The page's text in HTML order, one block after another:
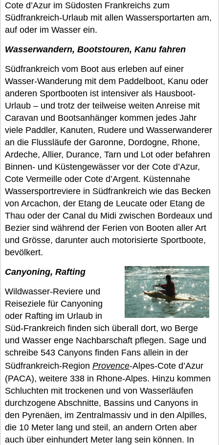
Cote d’Azur im Südosten Frankreichs zum
Südfrankreich-Urlaub mit allen Wassersportarten am,
auf oder im Wasser ein.
Wasserwandern, Bootstouren, Kanu fahren
Südfrankreich vom Boot aus erleben auf einer
Wasser-Wanderung mit dem Paddelboot, Kanu oder
anderen Sportbooten ist intensiver als Hausboot-
Urlaub – und trotz der teilweise weiten Anreise mit
Caravan und Bootsanhänger kommen jedes Jahr
viele Paddler, Kanuten, Rudere und Wasserwanderer
an die Flussläufe der Garonne, Dordogne, Rhone,
Ardeche, Allier, Durance, Tarn und Lot oder befahren
Binnen- und Küstengewässer vor der Cote d’Azur,
Cote Vermeille oder Cote d’Argent. Küstennahe
Wassersportreviere in Südfrankreich wie das Becken
von Arcachon, der Etang de Leucate oder Etang de
Thau oder der Canal du Midi zwischen Bordeaux und
Bezier sind während der Ferien von Booten aller Art
und Grösse, darunter auch motorisierte Sportboote,
bevölkert.
Canyoning, Rafting
Wildwasser-Reviere und
Reiseziele für Canyoning
oder Rafting im Urlaub in
Süd-Frankreich finden sich überall dort, wo Berge
und Wasser enge Nachbarschaft pflegen. Sage und
schreibe 543 Canyons finden Fans allein in der
Südfrankreich-Region Provence-Alpes-Cote d’Azur
(PACA), weitere 338 in Rhone-Alpes. Hinzu kommen
Schluchten mit trockenen und von Wasserläufen
durchzogene Abschnitte, Bassins und Canyons in
den Pyrenäen, im Zentralmassiv und in den Alpilles,
die 10 Meter lang und steil, an andern Orten aber
auch über einhundert Meter lang sein können. In